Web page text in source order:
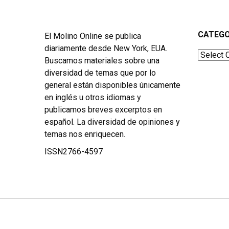
El Molino Online se publica
diariamente desde New York, EUA.
Buscamos materiales sobre una
diversidad de temas que por lo
general están disponibles únicamente
en inglés u otros idiomas y
publicamos breves excerptos en
español. La diversidad de opiniones y
temas nos enriquecen.
ISSN2766-4597